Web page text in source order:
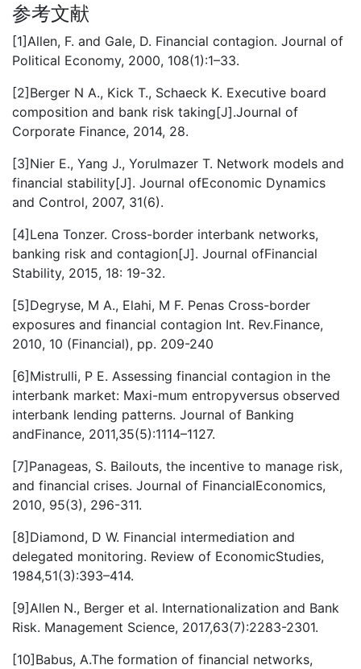
参考文献
[1]Allen, F. and Gale, D. Financial contagion. Journal of
Political Economy, 2000, 108(1):1–33.
[2]Berger N A., Kick T., Schaeck K. Executive board
composition and bank risk taking[J].Journal of
Corporate Finance, 2014, 28.
[3]Nier E., Yang J., Yorulmazer T. Network models and
financial stability[J]. Journal ofEconomic Dynamics
and Control, 2007, 31(6).
[4]Lena Tonzer. Cross-border interbank networks,
banking risk and contagion[J]. Journal ofFinancial
Stability, 2015, 18: 19-32.
[5]Degryse, M A., Elahi, M F. Penas Cross-border
exposures and financial contagion Int. Rev.Finance,
2010, 10 (Financial), pp. 209-240
[6]Mistrulli, P E. Assessing financial contagion in the
interbank market: Maxi-mum entropyversus observed
interbank lending patterns. Journal of Banking
andFinance, 2011,35(5):1114–1127.
[7]Panageas, S. Bailouts, the incentive to manage risk,
and financial crises. Journal of FinancialEconomics,
2010, 95(3), 296-311.
[8]Diamond, D W. Financial intermediation and
delegated monitoring. Review of EconomicStudies,
1984,51(3):393–414.
[9]Allen N., Berger et al. Internationalization and Bank
Risk. Management Science, 2017,63(7):2283-2301.
[10]Babus, A.The formation of financial networks,